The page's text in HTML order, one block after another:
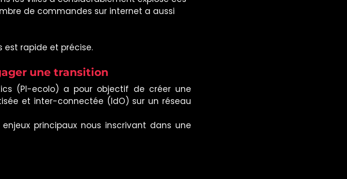
de commandes sur internet a aussi
est rapide et précise.
une transition
(PI-ecolo) a pour objectif de créer une
et inter-connectée (IdO) sur un réseau
principaux nous inscrivant dans une